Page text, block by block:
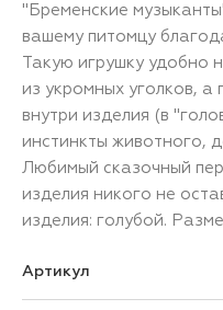
"Бременские
вашему питомцу
Такую игрушку удобно
из укромных уголков,
внутри изделия (в
инстинкты животного,
Любимый сказочный
изделия никого не
изделия: голубой.
Артикул